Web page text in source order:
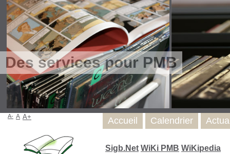
Des services pour PMB
Sigb.Net WiKi PMB WiKipedia
Accueil Calendrier
A- A A+